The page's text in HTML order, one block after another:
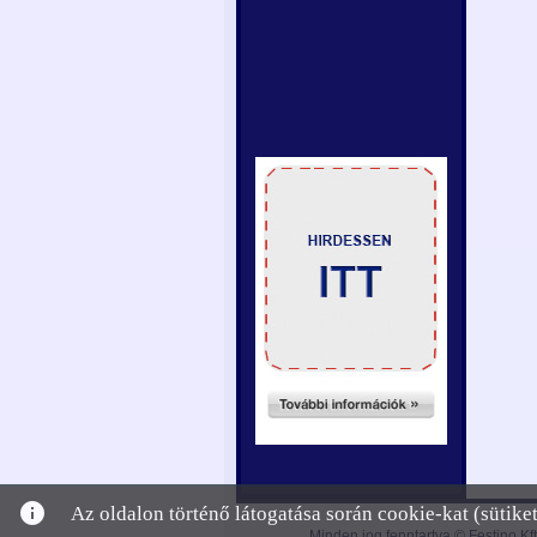
info
Az oldalon történő látogatása során cookie-kat